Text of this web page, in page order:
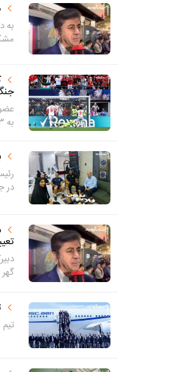
به
به ۳ امتیاز فکر می کرد و باید...
در
تیم